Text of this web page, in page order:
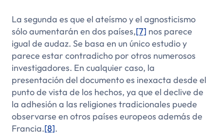
La segunda es que el ateísmo y el agnosticismo
sólo aumentarán en dos países,[7] nos parece
igual de audaz. Se basa en un único estudio y
parece estar contradicho por otros numerosos
investigadores. En cualquier caso, la
presentación del documento es inexacta desde el
punto de vista de los hechos, ya que el declive de
la adhesión a las religiones tradicionales puede
observarse en otros países europeos además de
Francia.[8].